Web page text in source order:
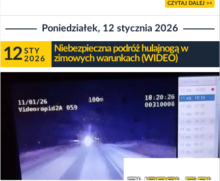
CZYTAJ DALEJ >>
Poniedziałek, 12 stycznia 2026
12 STY
2026
Niebezpieczna podróż hulajnogą w
zimowych warunkach (WIDEO)